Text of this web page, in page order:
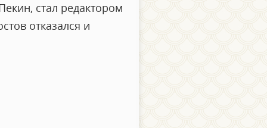
стал редактором
отказался и